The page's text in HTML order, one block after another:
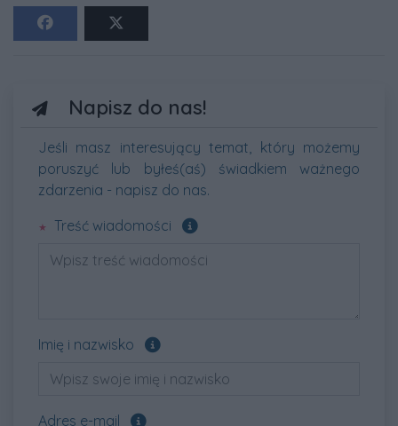
Napisz do nas!
Jeśli masz interesujący temat, który możemy
poruszyć lub byłeś(aś) świadkiem ważnego
zdarzenia - napisz do nas.
Treść wiadomości
Pole wymagane
Imię i nazwisko Pole opcjonalne
Adres e-mail Pole opcjonalne